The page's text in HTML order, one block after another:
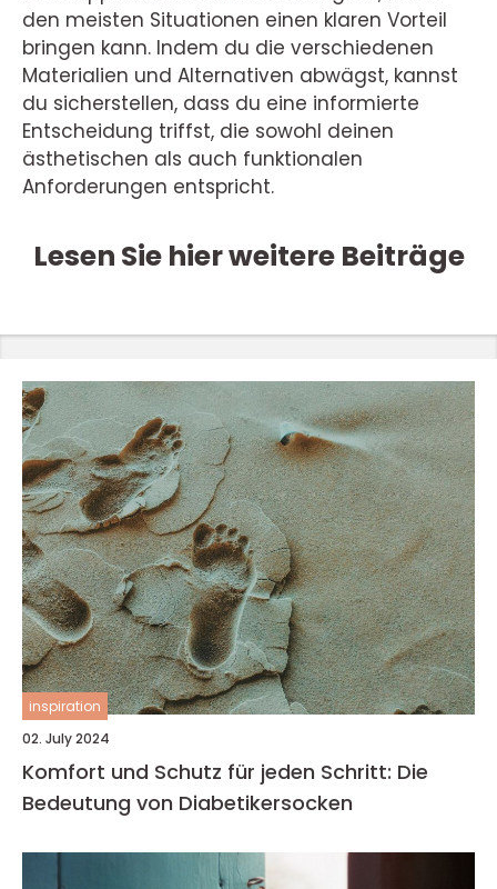
den meisten Situationen einen klaren Vorteil
bringen kann. Indem du die verschiedenen
Materialien und Alternativen abwägst, kannst
du sicherstellen, dass du eine informierte
Entscheidung triffst, die sowohl deinen
ästhetischen als auch funktionalen
Anforderungen entspricht.
Lesen Sie hier weitere Beiträge
inspiration
02. July 2024
Komfort und Schutz für jeden Schritt: Die
Bedeutung von Diabetikersocken